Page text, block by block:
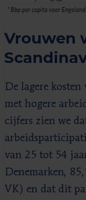
Vrouwen
De lagere
met hogere
cijfers zien we
van 25 tot 54
Denemarken,
VK) en dat dit